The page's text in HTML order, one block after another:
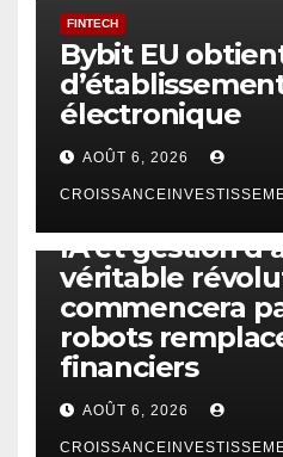
FINTECH
Bybit EU
électronique
AOÛT 6, 2026
IA et gestion
véritable
commencera
robots
financiers
AOÛT 6, 2026